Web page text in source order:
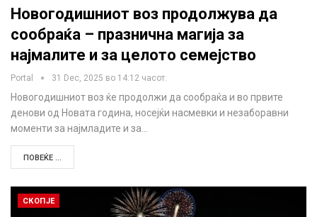
Новогодишниот воз продолжува да
сообраќа – празнична магија за
најмалите и за целото семејство
Portal 31 Dec, 2025 во 14:12 часот.
Новогодишниот воз ќе продолжи да сообраќа и во првите
денови од Новата година, носејќи насмевки и незаборавни
моменти за најмладите и за…
ПОВЕЌЕ ...
СКОПЈЕ